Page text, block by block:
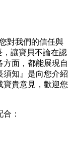
對我們的信任與
，讓寶貝不論在認
面，都能展現自
須知』是向您介紹
寶貴意見，歡迎您
：